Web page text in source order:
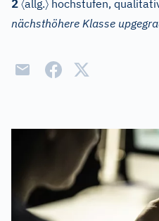
2 〈allg.〉 hochstufen,
nächsthöhere Klasse